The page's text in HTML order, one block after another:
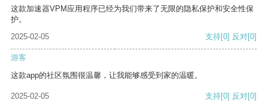
这款加速器VPM应用程序已经为我们带来了无限的隐私保护和安全性保
护。
2025-02-05
支持[0] 反对[0]
游客
这款app的社区氛围很温馨，让我能够感受到家的温暖。
2025-02-05 支持[0] 反对[0]